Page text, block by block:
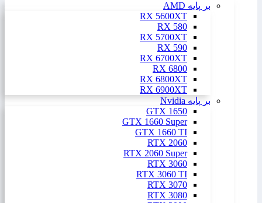
بر پایه AMD
RX 5600XT
RX 580
RX 5700XT
RX 590
RX 6700XT
RX 6800
RX 6800XT
RX 6900XT
بر پایه Nvidia
GTX 1650
GTX 1660 Super
GTX 1660 TI
RTX 2060
RTX 2060 Super
RTX 3060
RTX 3060 TI
RTX 3070
RTX 3080